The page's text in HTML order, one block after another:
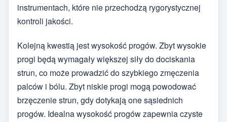
instrumentach, które nie przechodzą rygorystycznej
kontroli jakości.
Kolejną kwestią jest wysokość progów. Zbyt wysokie
progi będą wymagały większej siły do dociskania
strun, co może prowadzić do szybkiego zmęczenia
palców i bólu. Zbyt niskie progi mogą powodować
brzęczenie strun, gdy dotykają one sąsiednich
progów. Idealna wysokość progów zapewnia czyste